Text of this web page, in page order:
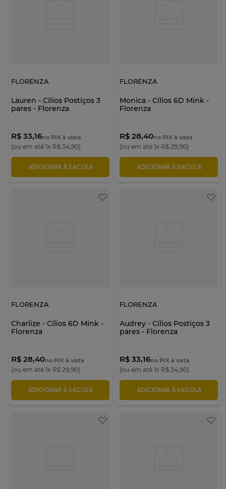
FLORENZA
Lauren - Cílios Postiços 3
pares - Florenza
R$ 33,16no PIX à vista
(ou em até 1x R$ 34,90)
ADICIONAR À SACOLA
FLORENZA
Monica - Cílios 6D Mink -
Florenza
R$ 28,40no PIX à vista
(ou em até 1x R$ 29,90)
ADICIONAR À SACOLA
FLORENZA
Charlize - Cílios 6D Mink -
Florenza
R$ 28,40no PIX à vista
(ou em até 1x R$ 29,90)
ADICIONAR À SACOLA
FLORENZA
Audrey - Cílios Postiços 3
pares - Florenza
R$ 33,16no PIX à vista
(ou em até 1x R$ 34,90)
ADICIONAR À SACOLA